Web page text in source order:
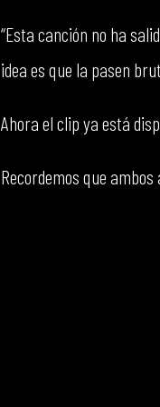
“Esta canción no ha
idea es que la pasen
Ahora el clip ya está
Recordemos que